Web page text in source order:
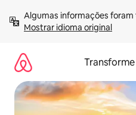
para
Mostrar idioma original